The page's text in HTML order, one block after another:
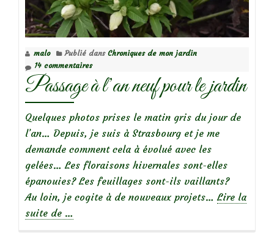
malo Publié dans Chroniques de mon jardin
14 commentaires
Passage à l’an neuf pour le jardin
Quelques photos prises le matin gris du jour de
l’an… Depuis, je suis à Strasbourg et je me
demande comment cela à évolué avec les
gelées… Les floraisons hivernales sont-elles
épanouies? Les feuillages sont-ils vaillants?
Au loin, je cogite à de nouveaux projets… Lire la
suite de …